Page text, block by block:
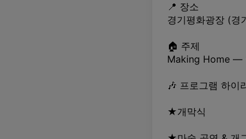
📍 장소
경기평화광장 (경
🏠 주제
Making Home —
🎶 프로그램 하이
★개막식